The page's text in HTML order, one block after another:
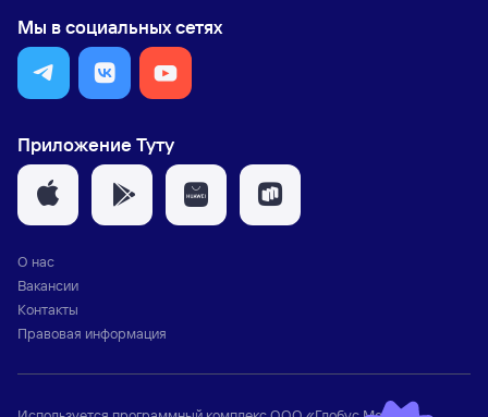
Мы в социальных сетях
Приложение Туту
О нас
Вакансии
Контакты
Правовая информация